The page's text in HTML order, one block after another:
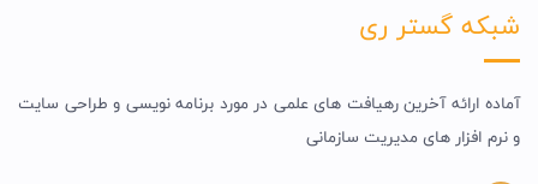
شبکه گستر ری
آماده ارائه آخرین رهیافت های علمی در مورد برنامه نویسی و طراحی سایت
و نرم افزار های مدیریت سازمانی